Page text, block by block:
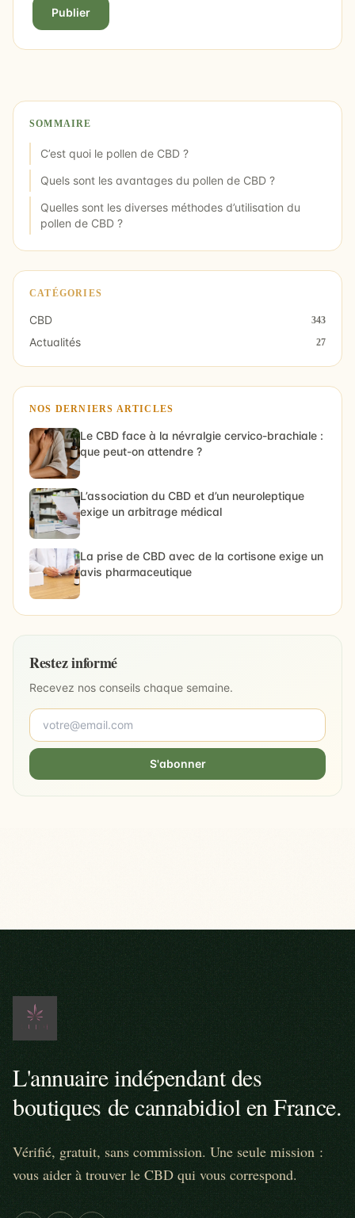
Publier
SOMMAIRE
C’est quoi le pollen de CBD ?
Quels sont les avantages du pollen de CBD ?
Quelles sont les diverses méthodes d’utilisation du
pollen de CBD ?
CATÉGORIES
CBD 343
Actualités 27
NOS DERNIERS ARTICLES
Le CBD face à la névralgie cervico-brachiale :
que peut-on attendre ?
L’association du CBD et d’un neuroleptique
exige un arbitrage médical
La prise de CBD avec de la cortisone exige un
avis pharmaceutique
Restez informé
Recevez nos conseils chaque semaine.
S'abonner
L'annuaire indépendant des
boutiques de cannabidiol en France.
Vérifié, gratuit, sans commission. Une seule mission :
vous aider à trouver le CBD qui vous correspond.